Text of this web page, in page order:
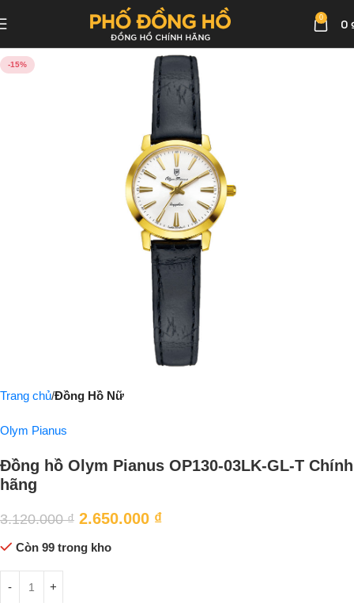
0 0
-15%
Trang chủ Đồng Hồ Nữ
Olym Pianus
Đồng hồ Olym Pianus OP130-03LK-GL-T Chính
hãng
3.120.000₫ 2.650.000 ₫
Còn 99 trong kho